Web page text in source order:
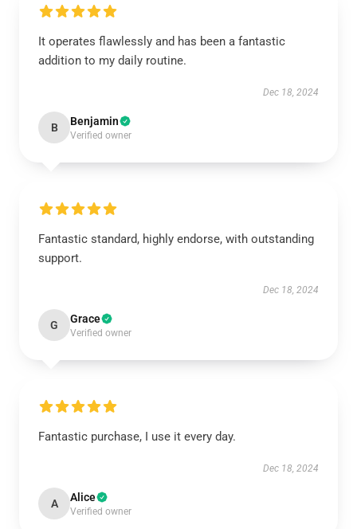
It operates flawlessly and has been a fantastic
addition to my daily routine.
Dec 18, 2024
B Benjamin
Verified owner
Fantastic standard, highly endorse, with outstanding
support.
Dec 18, 2024
G Grace
Verified owner
Fantastic purchase, I use it every day.
Dec 18, 2024
A Alice
Verified owner